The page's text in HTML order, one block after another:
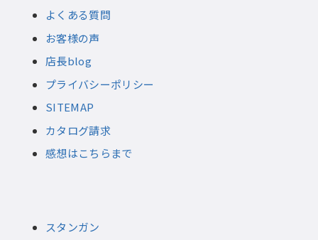
よくある質問
お客様の声
店長blog
プライバシーポリシー
SITEMAP
カタログ請求
感想はこちらまで
スタンガン